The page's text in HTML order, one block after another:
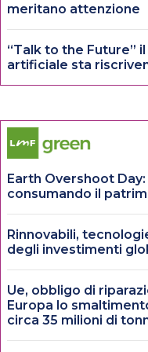
meritano attenzione
“Talk to the Future”
artificiale sta
Earth Overshoot
consumando il
Rinnovabili,
degli investimenti
Ue, obbligo di
Europa lo
circa 35 milioni di